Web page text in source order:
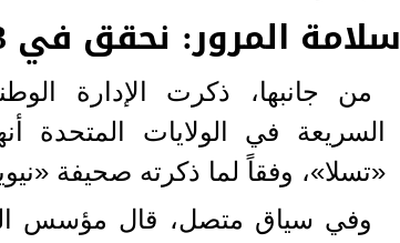
سلامة المرور: نحقق في 23 حادثاً لسيارات «تسلا»
من جانبها، ذكرت الإدارة
«تسلا»، وفقاً لما ذكرته صحيفة
وفي سياق متصل، قال مؤسس